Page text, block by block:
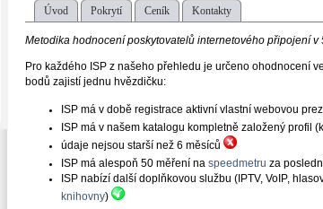
Úvod Pokrytí Ceník Kontakty
Metodika hodnocení poskytovatelů internetového připojení v
Pro každého ISP z našeho přehledu je určeno ohodnocení
bodů zajistí jednu hvězdičku:
ISP má v době registrace aktivní vlastní webovou
ISP má v našem katalogu kompletně založený profil
údaje nejsou starší než 6 měsíců
ISP má alespoň 50 měření na speedmetru za
ISP nabízí další doplňkovou službu (IPTV, VoIP,
knihovny)